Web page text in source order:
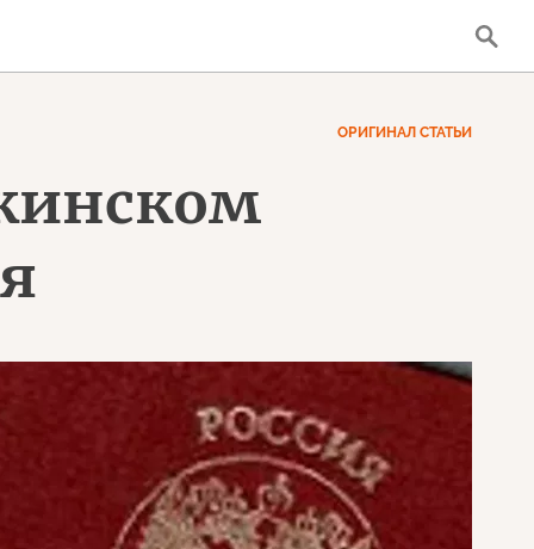
ОРИГИНАЛ СТАТЬИ